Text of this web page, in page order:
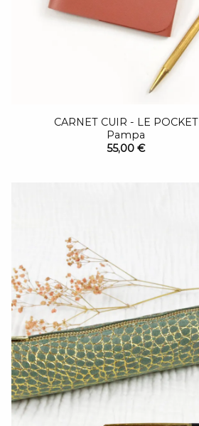
CARNET CUIR - LE POCKET
Pampa
55,00 €